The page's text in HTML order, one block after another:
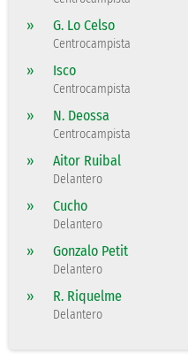
» G. Lo Celso
Centrocampista
» Isco
Centrocampista
» N. Deossa
Centrocampista
» Aitor Ruibal
Delantero
» Cucho
Delantero
» Gonzalo Petit
Delantero
» R. Riquelme
Delantero